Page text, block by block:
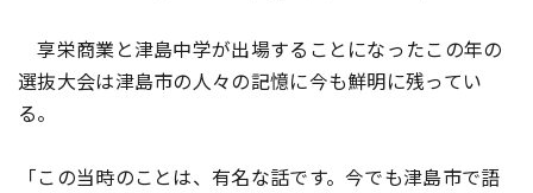
享栄商業と津島中学が出場することになったこの年の
選抜大会は津島市の人々の記憶に今も鮮明に残ってい
る。
「この当時のことは、有名な話です。今でも津島市で語